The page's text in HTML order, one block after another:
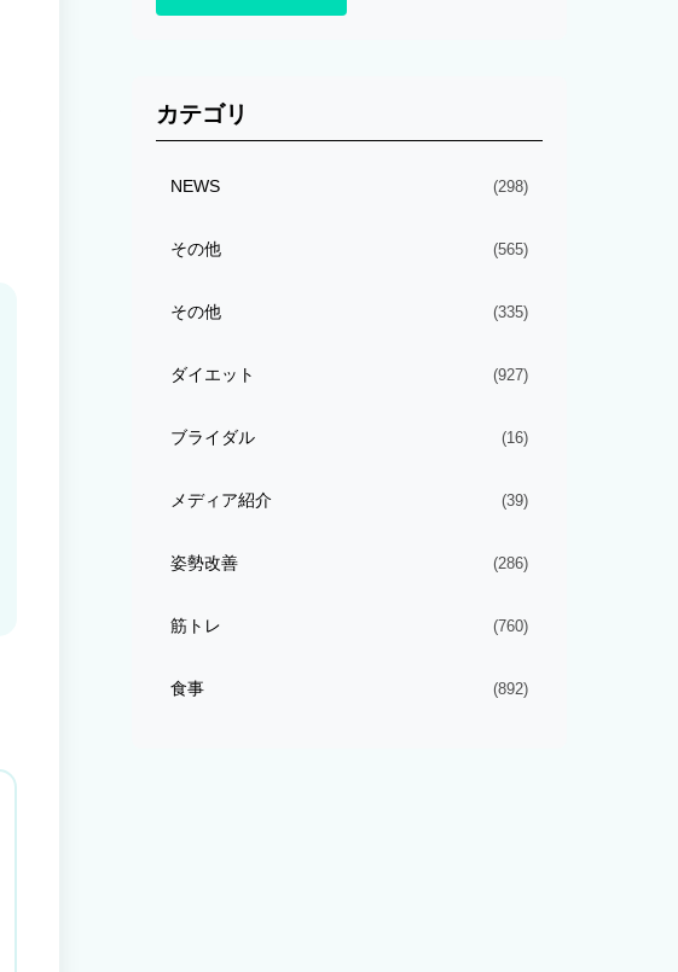
カテゴリ
NEWS (298)
その他 (565)
その他 (335)
ダイエット (927)
ブライダル (16)
メディア紹介 (39)
姿勢改善 (286)
筋トレ (760)
食事 (892)